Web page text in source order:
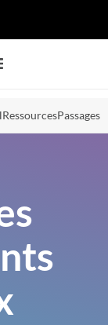
RessourcesPassages